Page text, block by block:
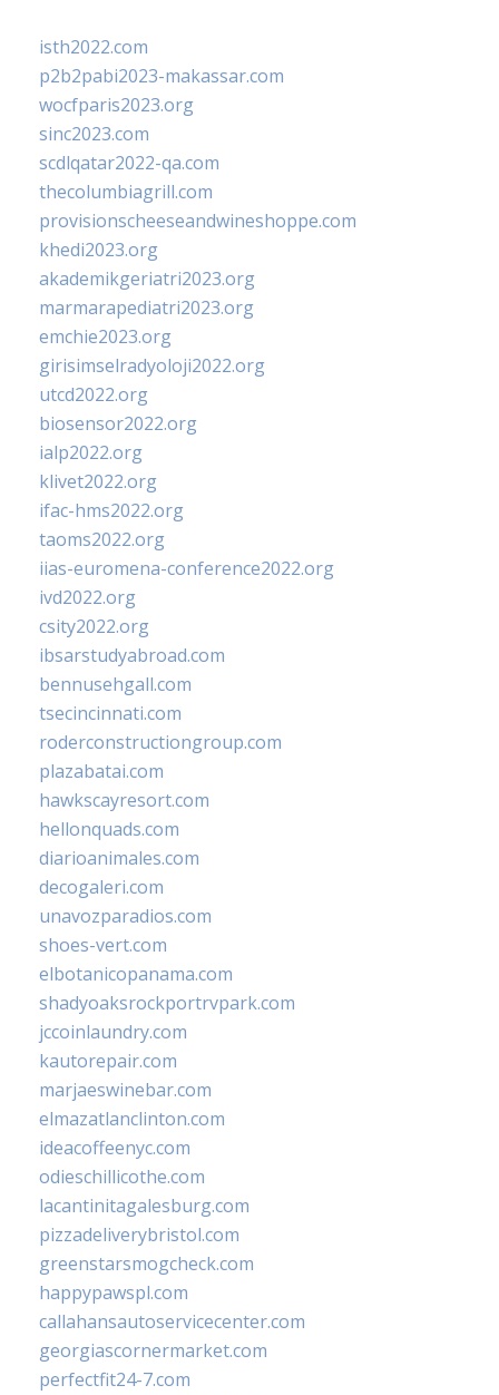
isth2022.com
p2b2pabi2023-makassar.com
wocfparis2023.org
sinc2023.com
scdlqatar2022-qa.com
thecolumbiagrill.com
provisionscheeseandwineshoppe.com
khedi2023.org
akademikgeriatri2023.org
marmarapediatri2023.org
emchie2023.org
girisimselradyoloji2022.org
utcd2022.org
biosensor2022.org
ialp2022.org
klivet2022.org
ifac-hms2022.org
taoms2022.org
iias-euromena-conference2022.org
ivd2022.org
csity2022.org
ibsarstudyabroad.com
bennusehgall.com
tsecincinnati.com
roderconstructiongroup.com
plazabatai.com
hawkscayresort.com
hellonquads.com
diarioanimales.com
decogaleri.com
unavozparadios.com
shoes-vert.com
elbotanicopanama.com
shadyoaksrockportrvpark.com
jccoinlaundry.com
kautorepair.com
marjaeswinebar.com
elmazatlanclinton.com
ideacoffeenyc.com
odieschillicothe.com
lacantinitagalesburg.com
pizzadeliverybristol.com
greenstarsmogcheck.com
happypawspl.com
callahansautoservicecenter.com
georgiascornermarket.com
perfectfit24-7.com